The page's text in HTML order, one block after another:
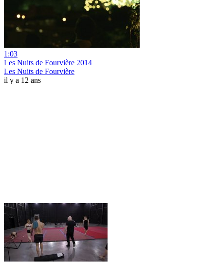
1:03
Les Nuits de Fourvière 2014
Les Nuits de Fourvière
il y a 12 ans